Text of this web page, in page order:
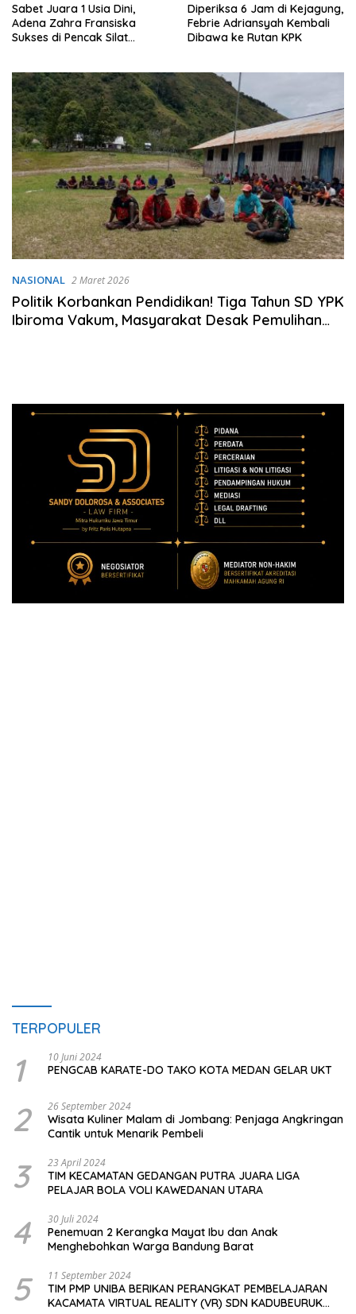
Sabet Juara 1 Usia Dini,
Adena Zahra Fransiska
Sukses di Pencak Silat
Diperiksa 6 Jam di Kejagung,
Febrie Adriansyah Kembali
Dibawa ke Rutan KPK
NASIONAL 2 Maret 2026
Politik Korbankan Pendidikan! Tiga Tahun SD YPK
Ibiroma Vakum, Masyarakat Desak Pemulihan
TERPOPULER
1 10 Juni 2024
PENGCAB KARATE-DO TAKO KOTA MEDAN GELAR UKT
2 26 September 2024
Wisata Kuliner Malam di Jombang: Penjaga Angkringan
Cantik untuk Menarik Pembeli
3 23 April 2024
TIM KECAMATAN GEDANGAN PUTRA JUARA LIGA
PELAJAR BOLA VOLI KAWEDANAN UTARA
4 30 Juli 2024
Penemuan 2 Kerangka Mayat Ibu dan Anak
Menghebohkan Warga Bandung Barat
5 11 September 2024
TIM PMP UNIBA BERIKAN PERANGKAT PEMBELAJARAN
KACAMATA VIRTUAL REALITY (VR) SDN KADUBEURUK